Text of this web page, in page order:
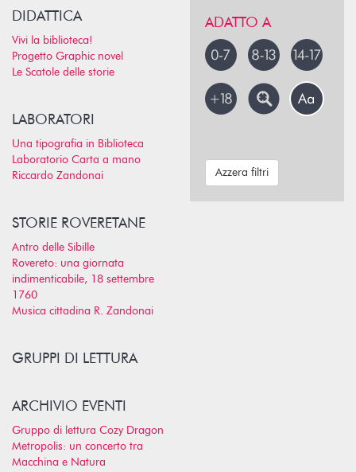
DIDATTICA
Vivi la biblioteca!
Progetto Graphic novel
Le Scatole delle storie
LABORATORI
Una tipografia in Biblioteca
Laboratorio Carta a mano
Riccardo Zandonai
STORIE ROVERETANE
Antro delle Sibille
Rovereto: una giornata
indimenticabile, 18 settembre
1760
Musica cittadina R. Zandonai
GRUPPI DI LETTURA
ARCHIVIO EVENTI
Gruppo di lettura Cozy Dragon
Metropolis: un concerto tra
Macchina e Natura
ADATTO A
Azzera filtri